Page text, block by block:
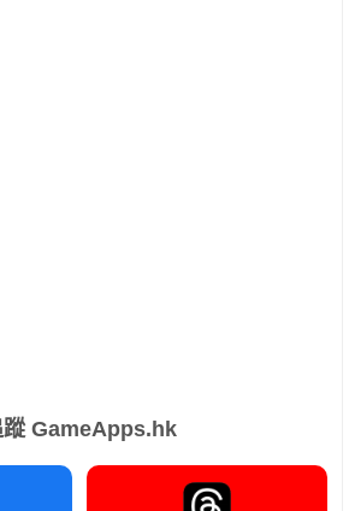
蹤 GameApps.hk